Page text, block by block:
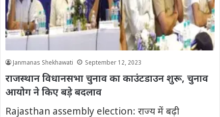
Janmanas Shekhawati September 12, 2023
राजस्थान विधानसभा चुनाव का काउंटडाउन शुरू, चुनाव
आयोग ने किए बड़े बदलाव
Rajasthan assembly election: राज्य में बढ़ी